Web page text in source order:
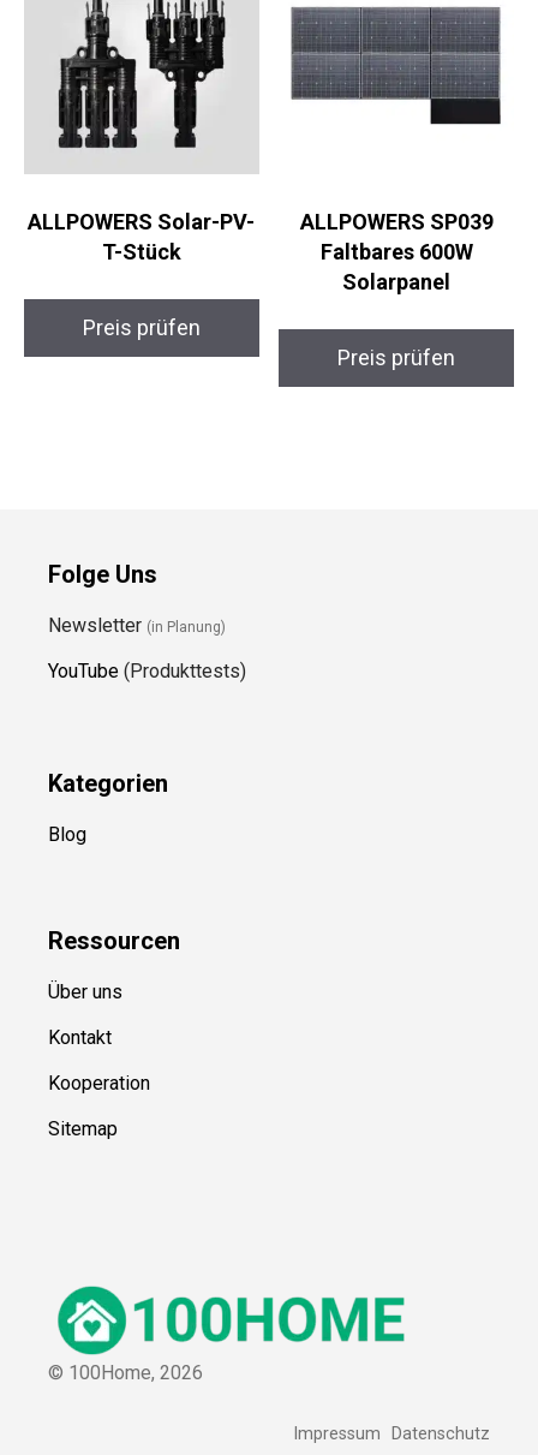
ALLPOWERS Solar-PV-
T-Stück
Preis prüfen
ALLPOWERS SP039
Faltbares 600W
Solarpanel
Preis prüfen
Folge Uns
Newsletter (in Planung)
YouTube (Produkttests)
Kategorien
Blog
Ressourcen
Über uns
Kontakt
Kooperation
Sitemap
© 100Home, 2026
Impressum Datenschutz